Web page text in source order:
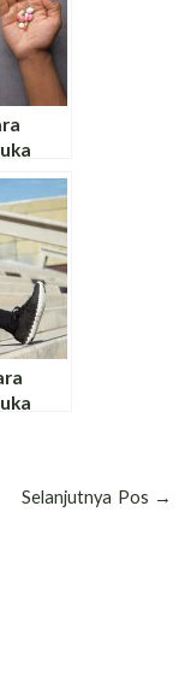
Selanjutnya Pos →